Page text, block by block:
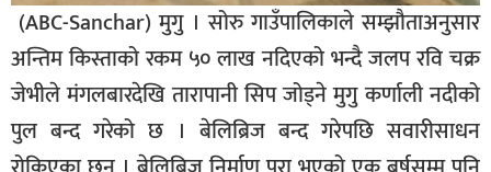
प्रवधि
(ABC-Sanchar) मुगु । सोरु गाउँपालिकाले सम्झौताअनुसार
अन्तिम किस्ताको रकम ५० लाख नदिएको भन्दै जलप रवि चक्र
जेभीले मंगलबारदेखि तारापानी सिप जोड्ने मुगु कर्णाली नदीको
पुल बन्द गरेको छ । बेलिब्रिज बन्द गरेपछि सवारीसाधन